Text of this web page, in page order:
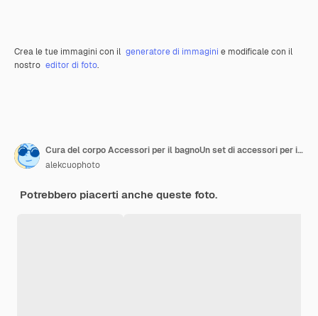
Crea le tue immagini con il generatore di immagini e modificale con il
nostro editor di foto.
Cura del corpo Accessori per il bagnoUn set di accessori per il bagno Dispenser per sapone liquido Bicchiere per
alekcuophoto
Potrebbero piacerti anche queste foto.